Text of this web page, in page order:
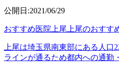
公開日:2021/06/29
おすすめ医院 上尾 上尾のおすす
上尾は埼玉県南東部にある人口
ラインが通るため都内への通勤